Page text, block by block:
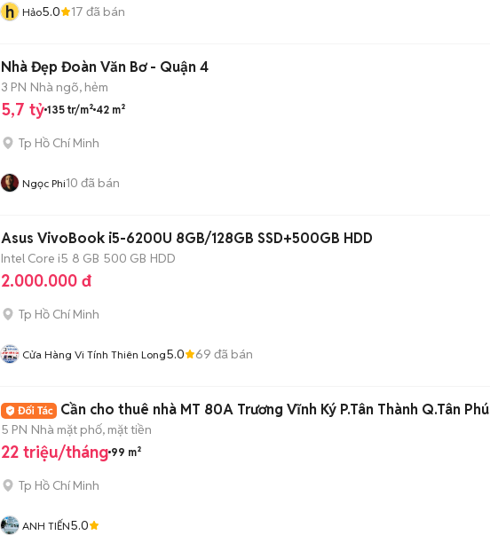
h Hảo5.0 17 đã bán
Nhà Đẹp Đoàn Văn Bơ - Quận 4
3 PN Nhà ngõ, hẻm
5,7 tỷ 135 tr/m² 42 m²
Tp Hồ Chí Minh
Ngọc Phi10 đã bán
Asus VivoBook i5-6200U 8GB/128GB SSD+500GB HDD
Intel Core i5 8 GB 500 GB HDD
2.000.000 đ
Tp Hồ Chí Minh
Cửa Hàng Vi Tính Thiên Long5.0 69 đã bán
Cần cho thuê nhà MT 80A Trương Vĩnh Ký P.Tân Thành Q.Tân Phú
5 PN Nhà mặt phố, mặt tiền
22 triệu/tháng 99 m²
Tp Hồ Chí Minh
ANH TIẾN5.0